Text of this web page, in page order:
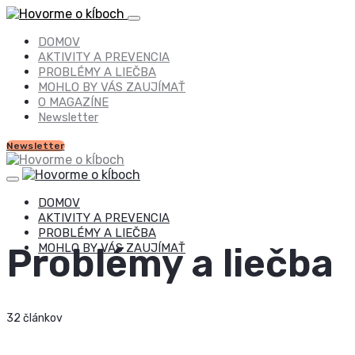
DOMOV
AKTIVITY A PREVENCIA
PROBLÉMY A LIEČBA
MOHLO BY VÁS ZAUJÍMAŤ
O MAGAZÍNE
Newsletter
Newsletter
DOMOV
AKTIVITY A PREVENCIA
PROBLÉMY A LIEČBA
MOHLO BY VÁS ZAUJÍMAŤ
Problémy a liečba
32 článkov